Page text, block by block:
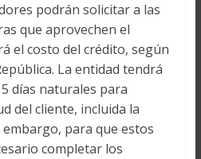
podrán solicitar a las
que aprovechen el
el costo del crédito, según
La entidad tendrá
días naturales para
del cliente, incluida la
para que estos
completar los